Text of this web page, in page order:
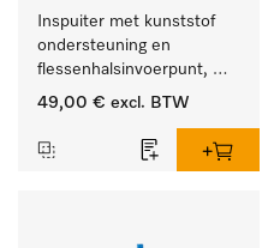
Inspuiter met kunststof
ondersteuning en
flessenhalsinvoerpunt,
ster, Ø 6, lengte 115 mm.
49,00 € excl. BTW